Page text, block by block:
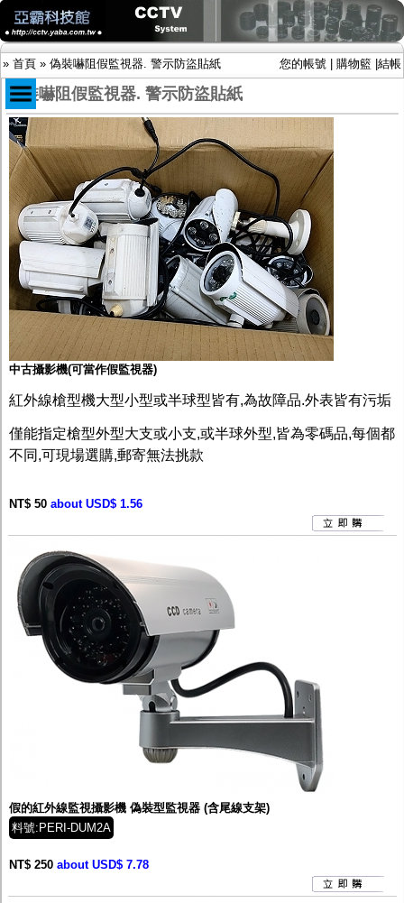
» 首頁 » 偽裝嚇阻假監視器. 警示防盜貼紙 您的帳號 購物籃 結帳
商品目錄
限時促銷特惠專案
IP網路攝影機及錄放影機
AHD DVR數位錄放影機
AHD半球型(適用屋內)
AHD中小型紅外線攝影機(適用騎樓、室內外)
AHD防護罩型攝影機(適用屋外，紅外線照射
距離遠）
AHD特殊功能型攝影機
旋轉型攝影機.旋轉台
傳統高解析攝影機
鏡頭
投光設備
防護罩及支架
多路攝影機單軸傳輸
監聽器.麥克風
網路設備
視訊轉換設備
雙絞線傳輸器
分配放大器
懶人線.同軸線.花線
線頭.插座.延長線.HDMI線
集線盒.防水盒.配線盒
變壓器.避雷器
轉接頭
偽裝嚇阻假監視器. 警示防盜貼紙
行車紀錄器.車用插座配件
電腦工業機殼
客訂商品
偽裝嚇阻假監視器. 警示防盜貼紙
中古攝影機(可當作假監視器)
紅外線槍型機大型小型或半球型皆有,為故障品.外表皆有污垢
僅能指定槍型外型大支或小支,或半球外型,皆為零碼品,每個都
不同,可現場選購,郵寄無法挑款
NT$ 50 about USD$ 1.56
假的紅外線監視攝影機 偽裝型監視器 (含尾線支架)
料號:PERI-DUM2A
NT$ 250 about USD$ 7.78